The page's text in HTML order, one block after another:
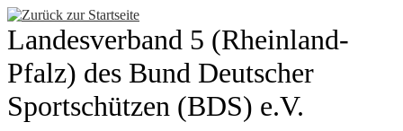
Zum
Inhalt
springen
Landesverband 5 (Rheinland-
Pfalz) des Bund Deutscher
Sportschützen (BDS) e.V.